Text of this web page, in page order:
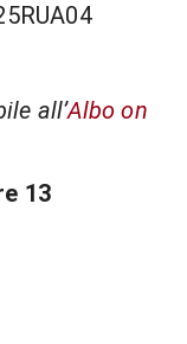
all’Albo on
13